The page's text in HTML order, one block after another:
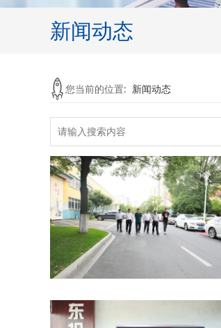
新闻动态
您当前的位置: 新闻动态